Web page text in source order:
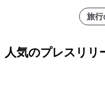
旅行
人気のプレスリリ